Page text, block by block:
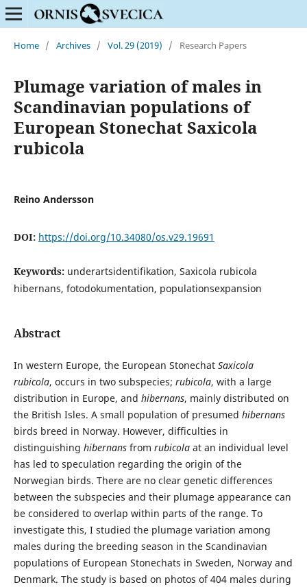
Home / Archives / Vol. 29 (2019) / Research Papers
Plumage variation of males in
Scandinavian populations of
European Stonechat Saxicola
rubicola
Reino Andersson
DOI: https://doi.org/10.34080/os.v29.19691
Keywords: underartsidentifikation, Saxicola rubicola
hibernans, fotodokumentation, populationsexpansion
Abstract
In western Europe, the European Stonechat Saxicola
rubicola, occurs in two subspecies; rubicola, with a large
distribution in Europe, and hibernans, mainly distributed on
the British Isles. A small population of presumed hibernans
birds breed in Norway. However, difficulties in
distinguishing hibernansfrom rubicolaat an individual level
has led to speculation regarding the origin of the
Norwegian birds. There are no clear genetic differences
between the subspecies and their plumage appearance can
be considered to overlap within parts of the range. To
investigate this, I studied the plumage variation among
males during the breeding season in the Scandinavian
populations of European Stonechats in Sweden, Norway and
Denmark. The study is based on photos of 404 males during